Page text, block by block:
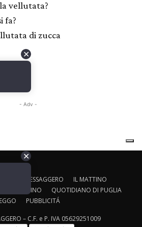
IL MESSAGGERO
IL MATTINO
IL GAZZETTINO
QUOTIDIANO DI PUGLIA
PUBBLICITÁ
– C.F. e P. IVA 05629251009
✕